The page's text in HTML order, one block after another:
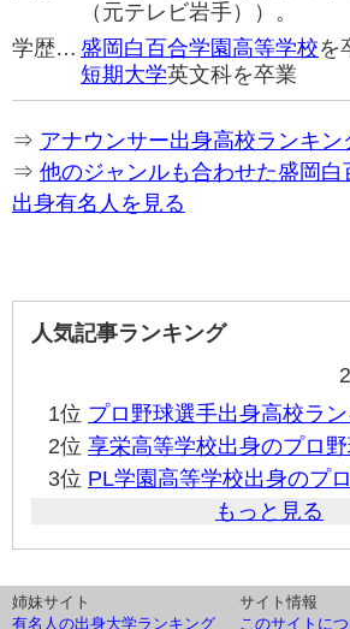
（元テレビ岩手））。
学歴… 盛岡白百合学園高等学校を
短期大学英文科を卒業
⇒ アナウンサー出身高校ランキン
⇒ 他のジャンルも合わせた盛岡白
出身有名人を見る
人気記事ランキング
1位 プロ野球選手出身高校ラ
2位 享栄高等学校出身のプロ
3位 PL学園高等学校出身のプ
もっと見る
姉妹サイト
有名人の出身大学ランキング
サイト情報
このサイトに